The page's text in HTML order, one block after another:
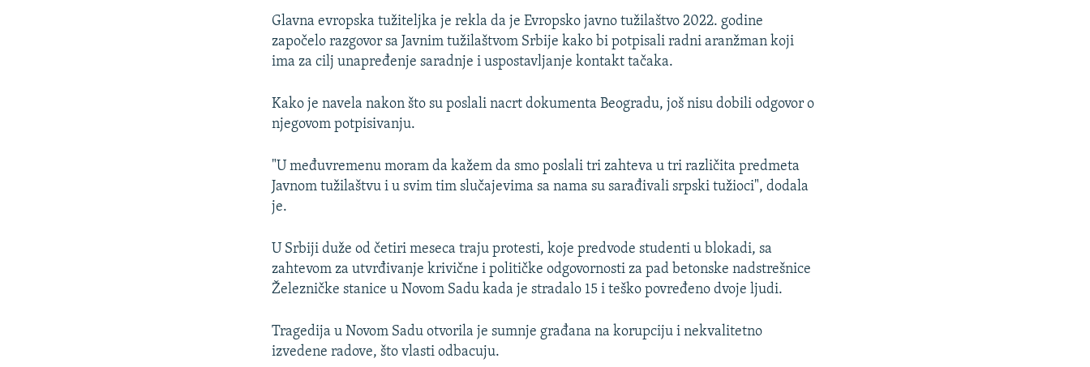
Glavna evropska tužiteljka je rekla da je Evropsko javno tužilaštvo 2022. godine
započelo razgovor sa Javnim tužilaštvom Srbije kako bi potpisali radni aranžman koji
ima za cilj unapređenje saradnje i uspostavljanje kontakt tačaka.
Kako je navela nakon što su poslali nacrt dokumenta Beogradu, još nisu dobili odgovor o
njegovom potpisivanju.
"U međuvremenu moram da kažem da smo poslali tri zahteva u tri različita predmeta
Javnom tužilaštvu i u svim tim slučajevima sa nama su sarađivali srpski tužioci", dodala
je.
U Srbiji duže od četiri meseca traju protesti, koje predvode studenti u blokadi, sa
zahtevom za utvrđivanje krivične i političke odgovornosti za pad betonske nadstrešnice
Železničke stanice u Novom Sadu kada je stradalo 15 i teško povređeno dvoje ljudi.
Tragedija u Novom Sadu otvorila je sumnje građana na korupciju i nekvalitetno
izvedene radove, što vlasti odbacuju.